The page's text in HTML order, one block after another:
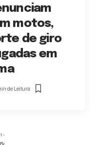
motos,
de giro
em
de Leitura
-